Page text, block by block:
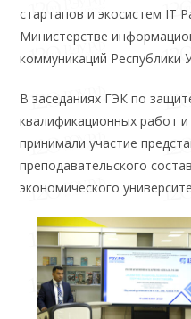
стартапов и экосистем IT
Министерстве
коммуникаций Республики
В заседаниях ГЭК по
квалификационных работ и
принимали участие
преподавательского
экономического